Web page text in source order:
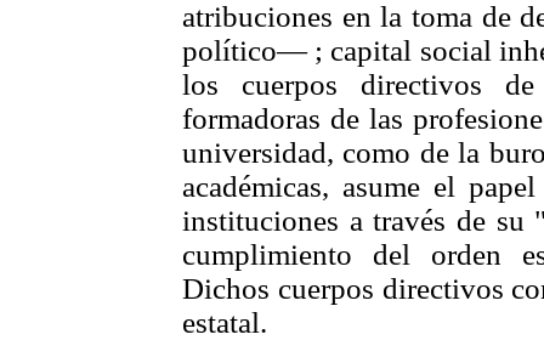
atribuciones en la toma de
político— ; capital social
los cuerpos directivos de
formadoras de las
universidad, como de la
académicas, asume el
instituciones a través de
cumplimiento del orden
Dichos cuerpos directivos
estatal.